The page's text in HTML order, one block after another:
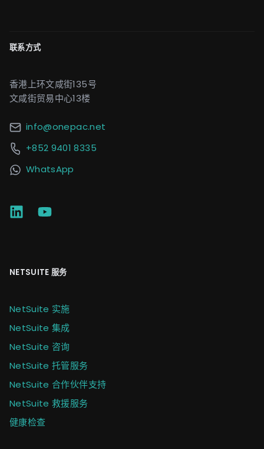
联系方式
香港上环文咸街135号
文咸街贸易中心13楼
info@onepac.net
+852 9401 8335
WhatsApp
NETSUITE 服务
NetSuite 实施
NetSuite 集成
NetSuite 咨询
NetSuite 托管服务
NetSuite 合作伙伴支持
NetSuite 救援服务
健康检查